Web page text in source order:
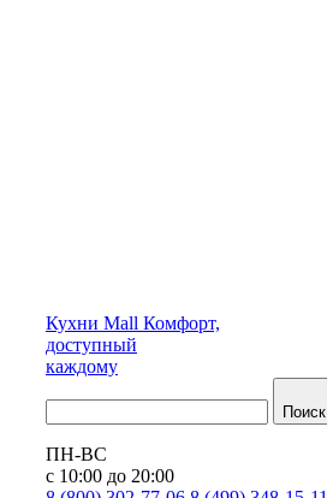
Кухни Mall Комфорт,
доступный
каждому
Поиск
ПН-ВС
с 10:00 до 20:00